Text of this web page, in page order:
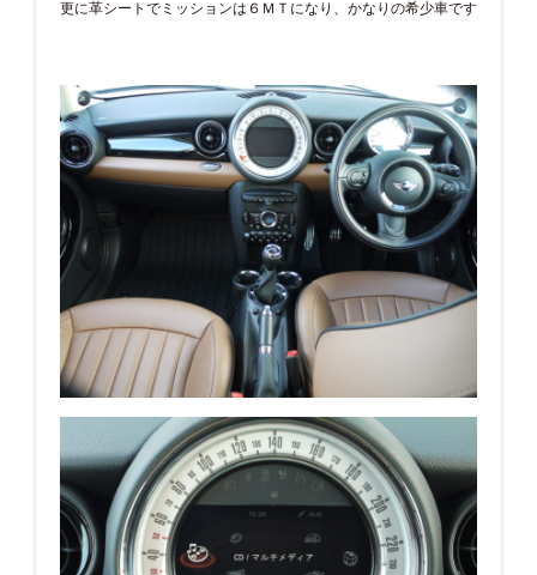
更に革シートでミッションは６ＭＴになり、かなりの希少車です